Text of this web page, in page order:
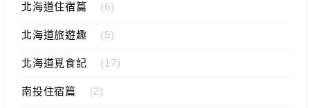
北海道住宿篇 (6)
北海道旅遊趣 (5)
北海道覓食記 (17)
南投住宿篇 (2)